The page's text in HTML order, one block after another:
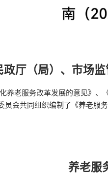
厅（局）、市场
养老服务改革发展的意见》
会共同组织编制了《养老服
养老服